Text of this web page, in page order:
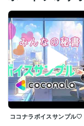
孤独感や不安な気
ココナラという相
せること。
ゆっくり、私に話
ココナラボイスサンプル♡